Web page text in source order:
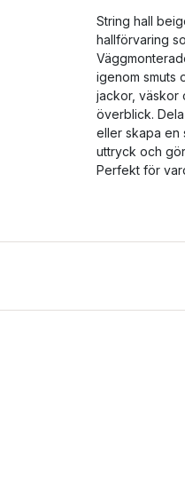
String hall
hallförvaring
igenom smuts
jackor, väskor
överblick.
eller skapa en
uttryck och
Perfekt för